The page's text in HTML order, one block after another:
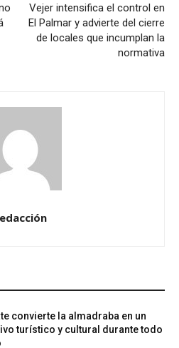
Vejer intensifica el control en
El Palmar y advierte del cierre
de locales que incumplan la
normativa
convierte la almadraba en un
turístico y cultural durante todo